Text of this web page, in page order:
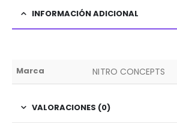
INFORMACIÓN ADICIONAL
Marca NITRO CONCEPTS
VALORACIONES (0)